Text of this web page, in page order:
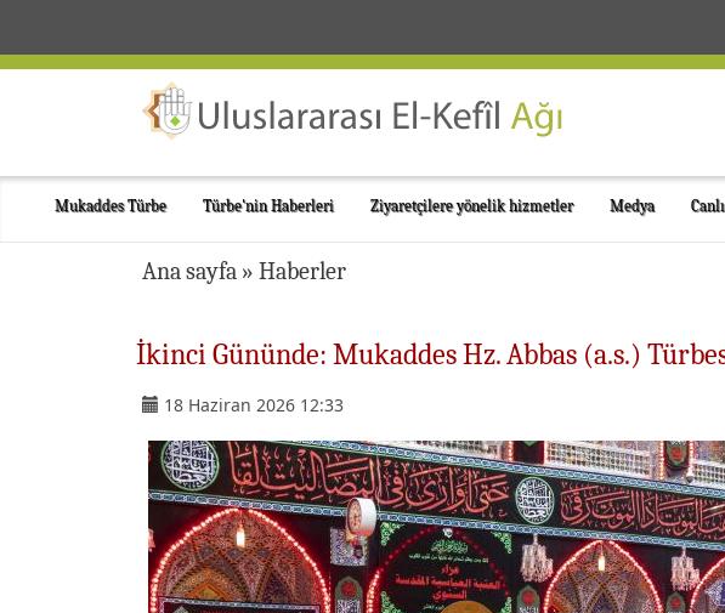
Mukaddes Türbe Türbe'nin Haberleri Ziyaretçilere yönelik hizmetler Medya
Ana sayfa » Haberler
İkinci Gününde: Mukaddes Hz. Abbas (a.s.)
18 Haziran 2026 12:33